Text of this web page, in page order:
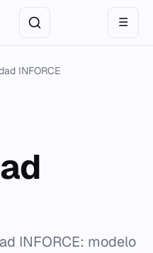
☰
INFORCE
INFORCE: modelo